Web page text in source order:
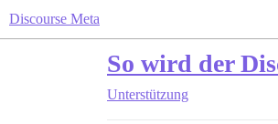
Discourse Meta
So wird der
Unterstützung